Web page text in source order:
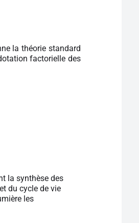
la théorie standard
factorielle des
la synthèse des
du cycle de vie
les